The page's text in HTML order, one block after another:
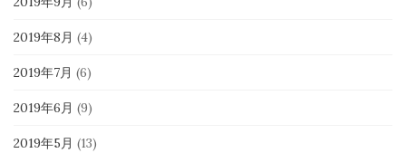
2019年8月 (4)
2019年7月 (6)
2019年6月 (9)
2019年5月 (13)